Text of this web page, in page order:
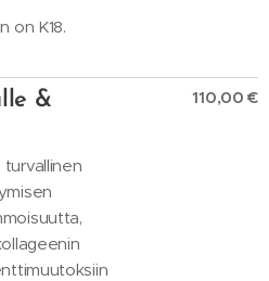
on K18.
&
110,00 €